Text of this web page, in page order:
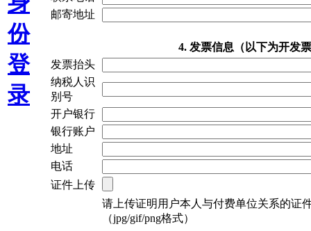
份
登
录
邮寄地址
4. 发票信息（以下为开发
发票抬头
纳税人识
别号
开户银行
银行账户
地址
电话
证件上传
请上传证明用户本人与付费单位关系的证
（jpg/gif/png格式）